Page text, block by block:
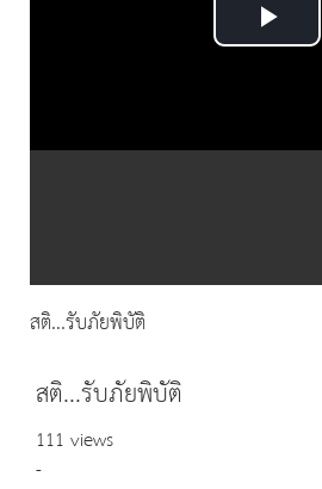
Play
สติ...รับภัยพิบัติ
สติ...รับภัยพิบัติ
111 views
-